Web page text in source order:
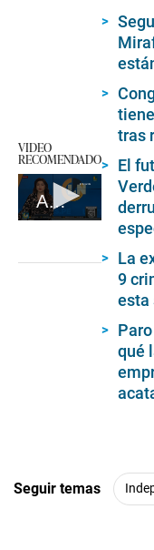
VIDEO
RECOMENDADO
Asesinan a repartidor en la puerta de su casa
tras
El
La
9
esta
qué
Seguir temas